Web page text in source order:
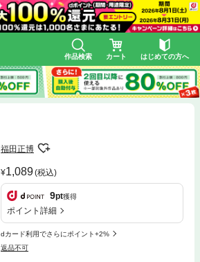
作品検索 カート はじめての方へ
福田正博
1,089(税込)
9pt獲得
ポイント詳細
dカード利用でさらにポイント+2%
返品不可